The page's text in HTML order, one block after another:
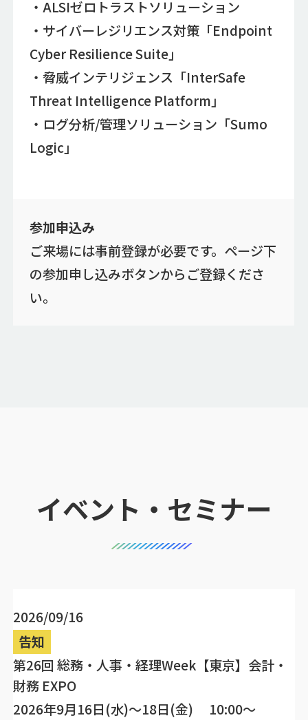
・ALSIゼロトラストソリューション
・サイバーレジリエンス対策「Endpoint
Cyber Resilience Suite」
・脅威インテリジェンス「InterSafe
Threat Intelligence Platform」
・ログ分析/管理ソリューション「Sumo
Logic」
参加申込み
ご来場には事前登録が必要です。ページ下
の参加申し込みボタンからご登録くださ
い。
イベント・セミナー
2026/09/16
告知
第26回 総務・人事・経理Week【東京】会計・
財務 EXPO
2026年9月16日(水)～18日(金) 10:00～